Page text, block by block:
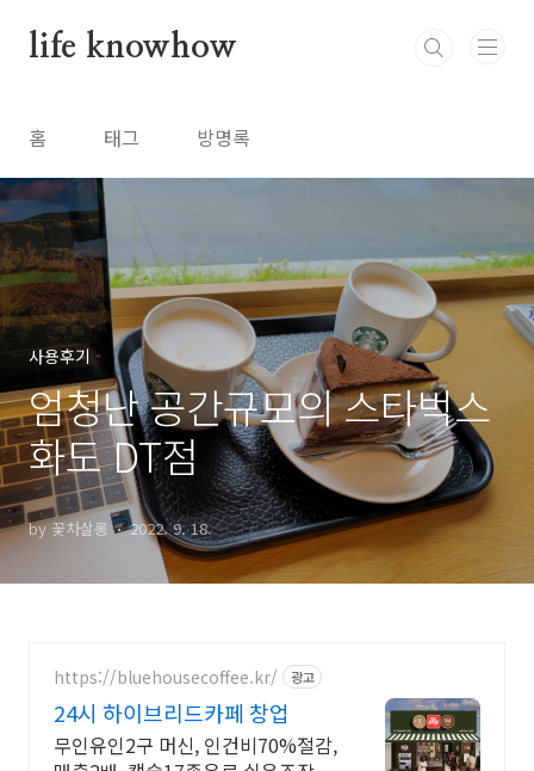
life knowhow
홈 태그 방명록
사용후기
엄청난 공간규모의 스타벅스
화도 DT점
by 꽃차살롱 2022. 9. 18.
https://bluehousecoffee.kr/ 광고
24시 하이브리드카페 창업
무인유인2구 머신, 인건비70%절감,